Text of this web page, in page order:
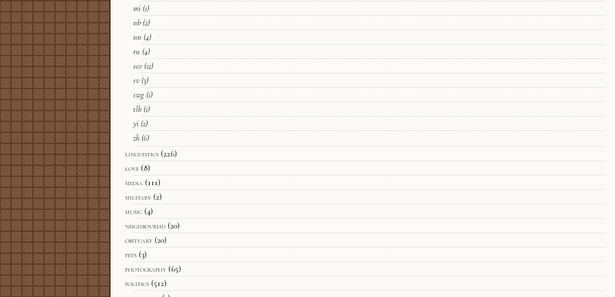
mi (1)
nb (2)
nn (4)
ru (4)
sco (12)
sv (3)
swg (1)
tlh (1)
yi (2)
zh (6)
linguistics (226)
love (8)
media (111)
military (2)
music (4)
neighbourhd (20)
obituary (20)
pets (3)
photography (65)
politics (512)